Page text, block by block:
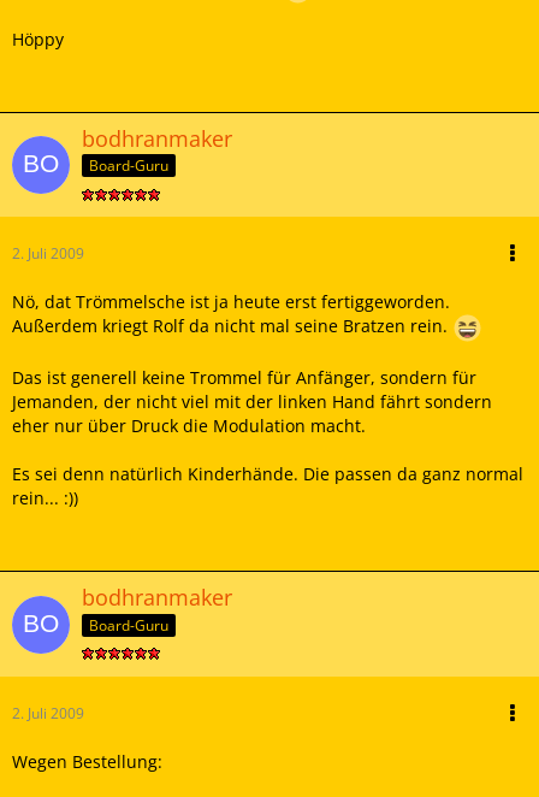
Höppy
bodhranmaker
Board-Guru
2. Juli 2009
Nö, dat Trömmelsche ist ja heute erst fertiggeworden.
Außerdem kriegt Rolf da nicht mal seine Bratzen rein.
Das ist generell keine Trommel für Anfänger, sondern für
Jemanden, der nicht viel mit der linken Hand fährt sondern
eher nur über Druck die Modulation macht.
Es sei denn natürlich Kinderhände. Die passen da ganz normal
rein... :))
bodhranmaker
Board-Guru
2. Juli 2009
Wegen Bestellung: